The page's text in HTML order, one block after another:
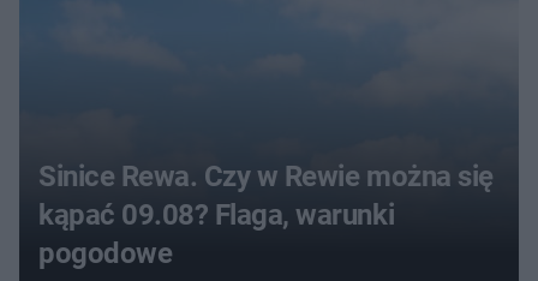
Sinice Rewa. Czy w Rewie można się
kąpać 09.08? Flaga, warunki
pogodowe